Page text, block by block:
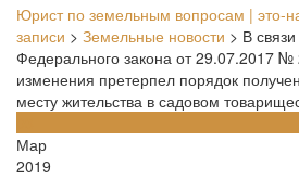
Юрист по земельным вопросам | это-
записи > Земельные новости > В
Федерального закона от 29.07.2017
изменения претерпел порядок
месту жительства в садовом
Мар
2019